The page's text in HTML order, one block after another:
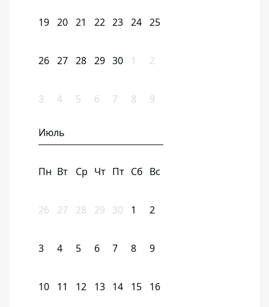
19 20 21 22 23 24 25
26 27 28 29 30 1 2
3 4 5 6 7 8 9
Июль
Пн Вт Ср Чт Пт Сб Вс
26 27 28 29 30 1 2
3 4 5 6 7 8 9
10 11 12 13 14 15 16